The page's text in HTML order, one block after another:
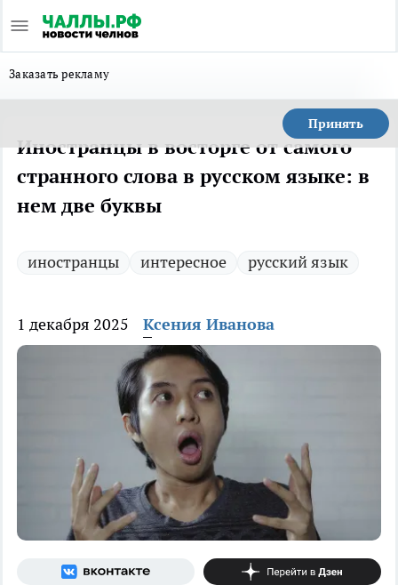
Заказать рекламу
Принять
Иностранцы в восторге от самого
странного слова в русском языке: в
нем две буквы
иностранцы интересное русский язык
1 декабря 2025 Ксения Иванова